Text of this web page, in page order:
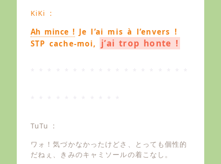
KiKi :
Ah mince ! Je l’ai mis à l’envers !
STP cache-moi,
j’ai trop honte !
TuTu :
ワォ！気づかなかったけどさ、とっても個性的
だねぇ、きみのキャミソールの着こなし。